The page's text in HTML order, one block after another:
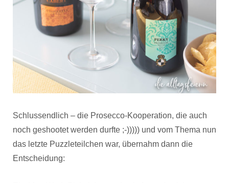
Schlussendlich – die Prosecco-Kooperation, die auch
noch geshootet werden durfte ;-))))) und vom Thema nun
das letzte Puzzleteilchen war, übernahm dann die
Entscheidung: